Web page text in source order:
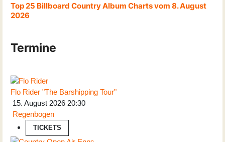
Top 25 Billboard Country Album Charts vom 8. August
2026
Termine
Flo Rider "The Barshipping Tour"
15. August 2026 20:30
Regenbogen
TICKETS